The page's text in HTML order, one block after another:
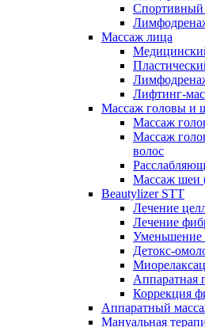
Спортивный
Массаж лица
Лифтинг-
Массаж головы и
Массаж
Массаж
волос
Массаж
Beautylizer STT
Лечение
Лечение
Уменьшение
Детокс-
Аппаратная
Коррекция
Аппаратный
Мануальная